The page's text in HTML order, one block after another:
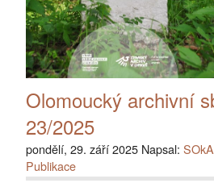
Olomoucký archivní
23/2025
pondělí, 29. září 2025 Napsal:
Publikace